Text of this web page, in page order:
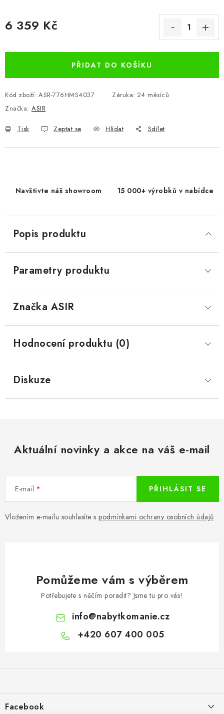
6 359 Kč
PŘIDAT DO KOŠÍKU
Kód zboží: ASR-776HMS4037 Záruka: 24 měsíců
Značka: ASIR
Tisk Zeptat se Hlídat Sdílet
Navštivte náš showroom 15 000+ výrobků v nabídce
Popis produktu
Parametry produktu
Značka ASIR
Hodnocení produktu (0)
Diskuze
Aktuální novinky a akce na váš e-mail
E-mail
Vložením e-mailu souhlasíte s podmínkami ochrany osobních údajů
PŘIHLÁSIT SE
Pomůžeme vám s výběrem
Potřebujete s něčím poradit? Jsme tu pro vás!
info@nabytkomanie.cz
+420 607 400 005
aFacebook